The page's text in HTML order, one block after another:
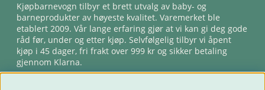
Kjøpbarnevogn tilbyr et brett utvalg av baby- og
barneprodukter av høyeste kvalitet. Varemerket ble
etablert 2009. Vår lange erfaring gjør at vi kan gi deg gode
råd før, under og etter kjøp. Selvfølgelig tilbyr vi åpent
kjøp i 45 dager, fri frakt over 999 kr og sikker betaling
gjennom Klarna.